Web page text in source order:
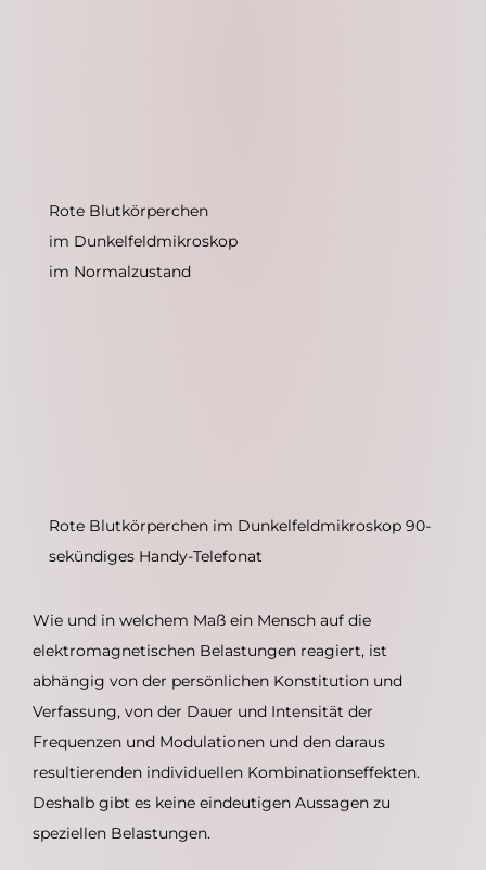
Rote Blutkörperchen
im Dunkelfeldmikroskop
im Normalzustand
Rote Blutkörperchen im Dunkelfeldmikroskop 90-
sekündiges Handy-Telefonat
Wie und in welchem Maß ein Mensch auf die
elektromagnetischen Belastungen reagiert, ist
abhängig von der persönlichen Konstitution und
Verfassung, von der Dauer und Intensität der
Frequenzen und Modulationen und den daraus
resultierenden individuellen Kombinationseffekten.
Deshalb gibt es keine eindeutigen Aussagen zu
speziellen Belastungen.